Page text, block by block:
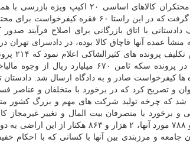
قضائی در مرحله دادسرا بازگردانده شده است. دادستان تهران در مورد مبارزه با محتکران کالاهای اساسی ۲۰ اکیپ
دستگاه های نظارتی تشکیل شده و برخورد با محتکران در دستور کار دادسراها قرار گرفت که در این راستا ۶۰ فقره
با اتاق بازرگانی برای اصلاح فرآیند صدور
فقره پرونده برای پولشویی که منشأ عمده آنها قاچاق کالا بوده، در دادسرای
او همینطور در مورد تعیین
بیشتر از ۳۵ هزار نفر شاکی به صورت ویژه مورد رسیدگی قرار گرفت که فقط در پرونده سکه ثامن ۶۷۰ میلیارد
دنبال داشت، اما برای ۸۴ فقره از این پرونده ها کیفرخواست صادر و به دادگاه ارسال شد.
و تصریح کرد که در برخورد با متخلفان و عناصر
ای عمل شد که چرخه تولید شرکت های مهم و بزرگ کشور
با متصرفان بیت المال و تغییر غیرمجاز
اراضی هم ۷ هزار و ۵۳۳ فقره پرونده تشکیل شد که با اجرای احکام درباره ۶ هزار و ۷۸۸ مورد آنها، ۲ هزار و ۸۶۳
و مرزبندی بین آنها با کسانی که با احکام